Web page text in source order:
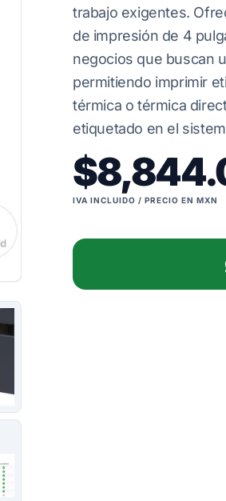
trabajo exigentes.
de impresión de 4
negocios que buscan
permitiendo imprimir
térmica o térmica
etiquetado en el
IVA INCLUIDO / PRECIO EN MXN